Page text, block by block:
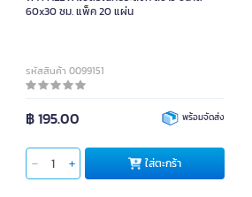
60x30 ซม. แพ็ค 20 แผ่น
รหัสสินค้า 0099151
฿ 195.00 พร้อมจัดส่ง
ใส่ตะกร้า